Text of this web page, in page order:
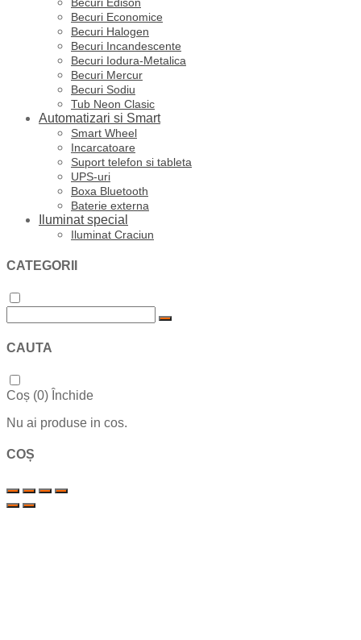
Becuri Economice
Becuri Halogen
Becuri Incandescente
Becuri Iodura-Metalica
Becuri Mercur
Becuri Sodiu
Tub Neon Clasic
Automatizari si Smart
Smart Wheel
Incarcatoare
Suport telefon si tableta
UPS-uri
Boxa Bluetooth
Baterie externa
Iluminat special
Iluminat Craciun
CATEGORII
CAUTA
Coș (0) Închide
Nu ai produse in cos.
COȘ